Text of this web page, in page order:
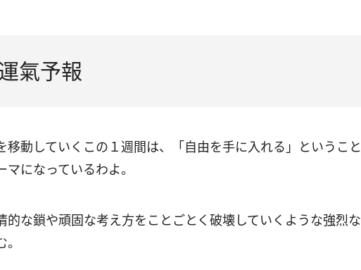
氣予報
移動していくこの１週間は、「自由を手に入れる」ということ
になっているわよ。
的な鎖や頑固な考え方をことごとく破壊していくような強烈な